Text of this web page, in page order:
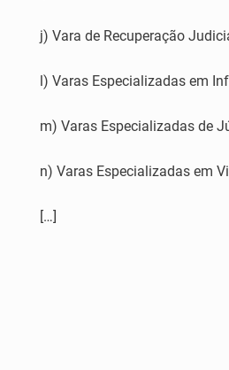
j) Vara de Recuperação
l) Varas Especializadas em
m) Varas Especializadas de
n) Varas Especializadas em
[…]